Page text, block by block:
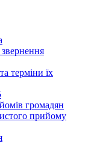
терміни їх
громадян
прийому